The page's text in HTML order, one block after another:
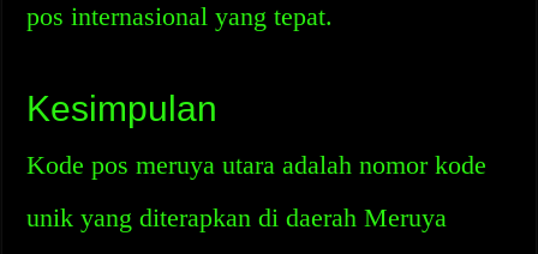
pos internasional yang tepat.
Kesimpulan
Kode pos meruya utara adalah nomor kode
unik yang diterapkan di daerah Meruya